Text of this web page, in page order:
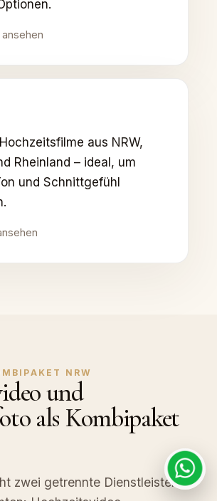
aus NRW,
Rheinland – ideal, um
und Schnittgefühl
NRW
und
als Kombipaket
zwei getrennte Dienstleister